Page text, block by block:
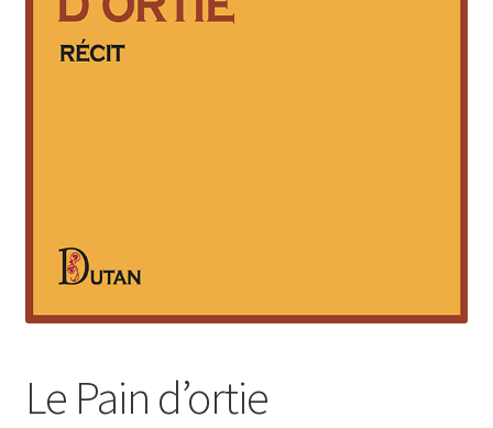
Login Customizer
Newsletter
Soutien à Philippe Randa
Suivi de la Commande
Le Pain d’ortie